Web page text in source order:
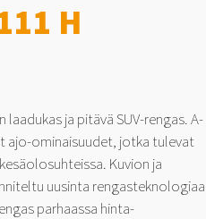
H
ja pitävä SUV-rengas. A-
ajo-ominaisuudet, jotka tulevat
Kuvion ja
uusinta rengasteknologiaa
parhaassa hinta-